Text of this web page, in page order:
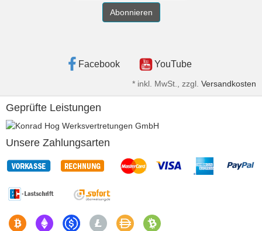
Abonnieren
Facebook YouTube
* inkl. MwSt., zzgl. Versandkosten
Geprüfte Leistungen
Unsere Zahlungsarten